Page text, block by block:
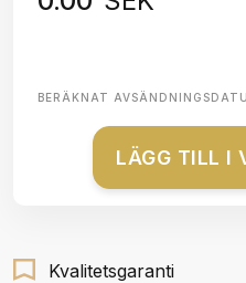
BERÄKNAT
LÄGG TILL I
Kvalitetsgaranti